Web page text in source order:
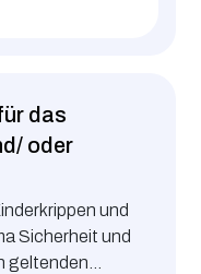
das
oder
und
Sicherheit und
geltenden